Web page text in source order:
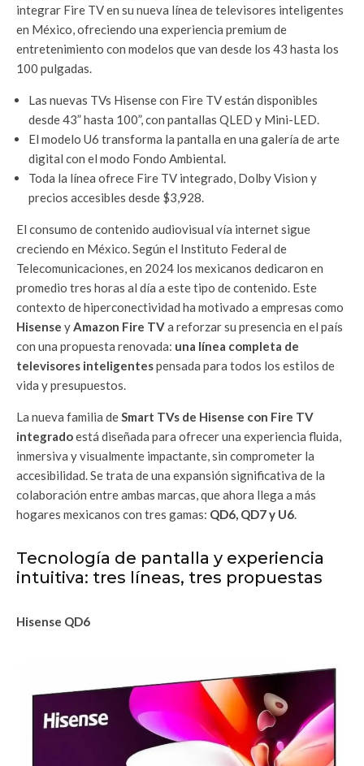
integrar Fire TV en su nueva línea de televisores inteligentes
en México, ofreciendo una experiencia premium de
entretenimiento con modelos que van desde los 43 hasta los
100 pulgadas.
Las nuevas TVs Hisense con Fire TV están disponibles
desde 43” hasta 100”, con pantallas QLED y Mini-LED.
El modelo U6 transforma la pantalla en una galería de arte
digital con el modo Fondo Ambiental.
Toda la línea ofrece Fire TV integrado, Dolby Vision y
precios accesibles desde $3,928.
El consumo de contenido audiovisual vía internet sigue
creciendo en México. Según el Instituto Federal de
Telecomunicaciones, en 2024 los mexicanos dedicaron en
promedio tres horas al día a este tipo de contenido. Este
contexto de hiperconectividad ha motivado a empresas como
Hisense yAmazon Fire TVa reforzar su presencia en el país
con una propuesta renovada: una línea completa de
televisores inteligentespensada para todos los estilos de
vida y presupuestos.
La nueva familia deSmart TVs de Hisense con Fire TV
integradoestá diseñada para ofrecer una experiencia fluida,
inmersiva y visualmente impactante, sin comprometer la
accesibilidad. Se trata de una expansión significativa de la
colaboración entre ambas marcas, que ahora llega a más
hogares mexicanos con tres gamas: QD6, QD7 y U6.
Tecnología de pantalla y experiencia
intuitiva: tres líneas, tres propuestas
Hisense QD6